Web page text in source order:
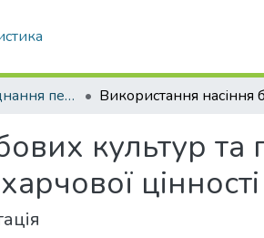
кафедра Обладнання переробних і харчових виробництв ім. професора Ф.Ю. Ялпачика
культур та